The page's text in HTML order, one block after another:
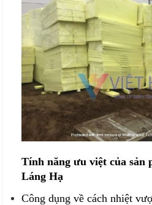
Tính năng ưu việt của sản
Láng Hạ
Công dụng về cách nhiệt